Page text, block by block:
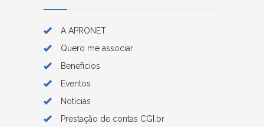
A APRONET
Quero me associar
Benefícios
Eventos
Notícias
Prestação de contas CGI.br